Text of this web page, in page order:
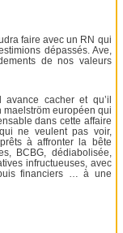
faire avec un RN qui
dépassés. Ave,
de nos valeurs
avance cacher et qu’il
maelström européen qui
dans cette affaire
ne veulent pas voir,
à affronter la bête
BCBG, dédiabolisée,
infructueuses, avec
financiers … à une